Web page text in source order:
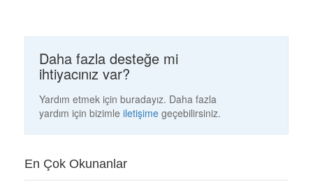
Daha fazla desteğe mi
ihtiyacınız var?
Yardım etmek için buradayız. Daha fazla
yardım için bizimle iletişime geçebilirsiniz.
En Çok Okunanlar